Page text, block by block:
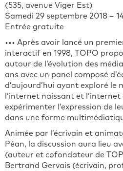
(535, avenue Viger Est)
Samedi 29 septembre 2018 –
Entrée gratuite
••• Après avoir lancé un
interactif en 1998, TOPO
autour de l’évolution des
ans avec un panel composé
d’aujourd’hui ayant exploré le
l’internet naissant et
expérimenter l’expression de
dans une forme
Animée par l’écrivain et
Péan, la discussion aura lieu
(auteur et cofondateur de
Bertrand Gervais (écrivain,